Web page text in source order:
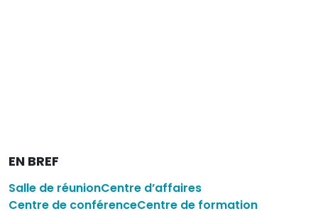
EN BREF
Salle de réunionCentre d’affaires
Centre de conférenceCentre de formation